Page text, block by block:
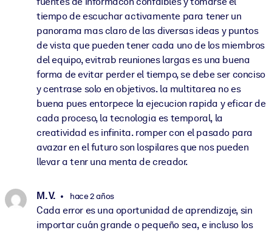
tiempo de escuchar activamente para tener un
panorama mas claro de las diversas ideas y puntos
de vista que pueden tener cada uno de los miembros
del equipo, evitrab reuniones largas es una buena
forma de evitar perder el tiempo, se debe ser conciso
y centrase solo en objetivos. la multitarea no es
buena pues entorpece la ejecucion rapida y eficar de
cada proceso, la tecnologia es temporal, la
creatividad es infinita. romper con el pasado para
avazar en el futuro son lospilares que nos pueden
llevar a tenr una menta de creador.
M. V. hace 2 años
Cada error es una oportunidad de aprendizaje, sin
importar cuán grande o pequeño sea, e incluso los